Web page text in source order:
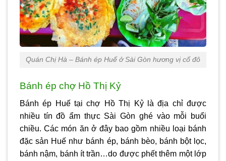
Quán Chị Hà – Bánh ép Huế ở Sài Gòn hương vị cố đô
Bánh ép chợ Hồ Thị Kỷ
Bánh ép Huế tại chợ Hồ Thị Kỷ là địa chỉ được
nhiều tín đồ ẩm thực Sài Gòn ghé vào mỗi buổi
chiều. Các món ăn ở đây bao gồm nhiều loại bánh
đặc sản Huế như bánh ép, bánh bèo, bánh bột lọc,
bánh nậm, bánh ít trần…do được phết thêm một lớp